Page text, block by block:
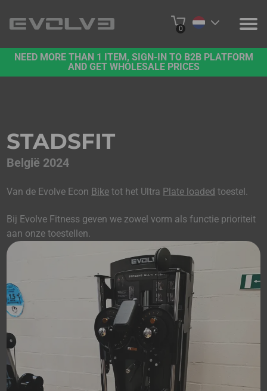
0
PRODUCTEN
PROJECTEN
NEED MORE THAN 1 ITEM, SIGN-IN TO B2B PLATFORM
AND GET WHOLESALE PRICES
STADSFIT
België 2024
Van de Evolve Econ Bike tot het Ultra Plate loaded toestel.
Bij Evolve Fitness geven we zowel vorm als functie prioriteit
aan onze toestellen.